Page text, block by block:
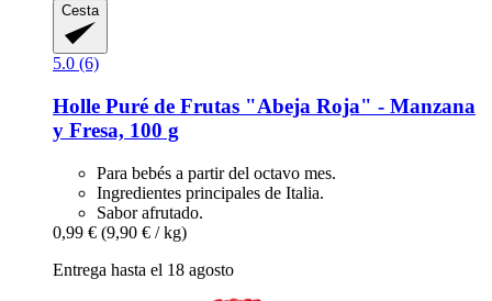
Cesta
5.0 (6)
Holle Puré de Frutas "Abeja Roja" -​ Manzana
y Fresa, 100 g
Para bebés a partir del octavo mes.
Ingredientes principales de Italia.
Sabor afrutado.
0,99 € (9,90 € / kg)
Entrega hasta el 18 agosto